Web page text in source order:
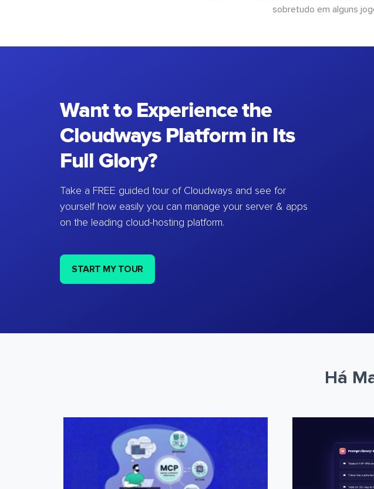
sobretudo em alguns
Want to Experience the
Cloudways Platform in Its
Full Glory?
Take a FREE guided tour of Cloudways and see for
yourself how easily you can manage your server & apps
on the leading cloud-hosting platform.
START MY TOUR
Há